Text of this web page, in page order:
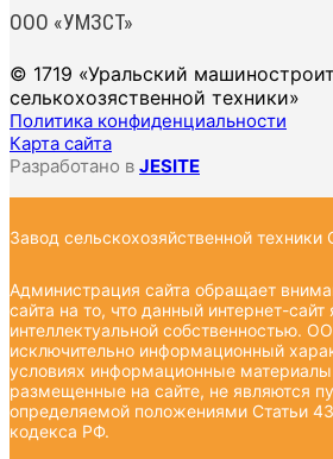
ООО «УМЗСТ»
© 1719 «Уральский
селькохозяственной техники»
Политика конфиденциальности
Карта сайта
Разработано в JESITE
Завод сельскохозяйственной
Администрация сайта обращает
сайта на то, что данный интернет-сайт
интеллектуальной собственностью.
исключительно информационный
условиях информационные
размещенные на сайте, не являются
определяемой положениями Статьи
кодекса РФ.